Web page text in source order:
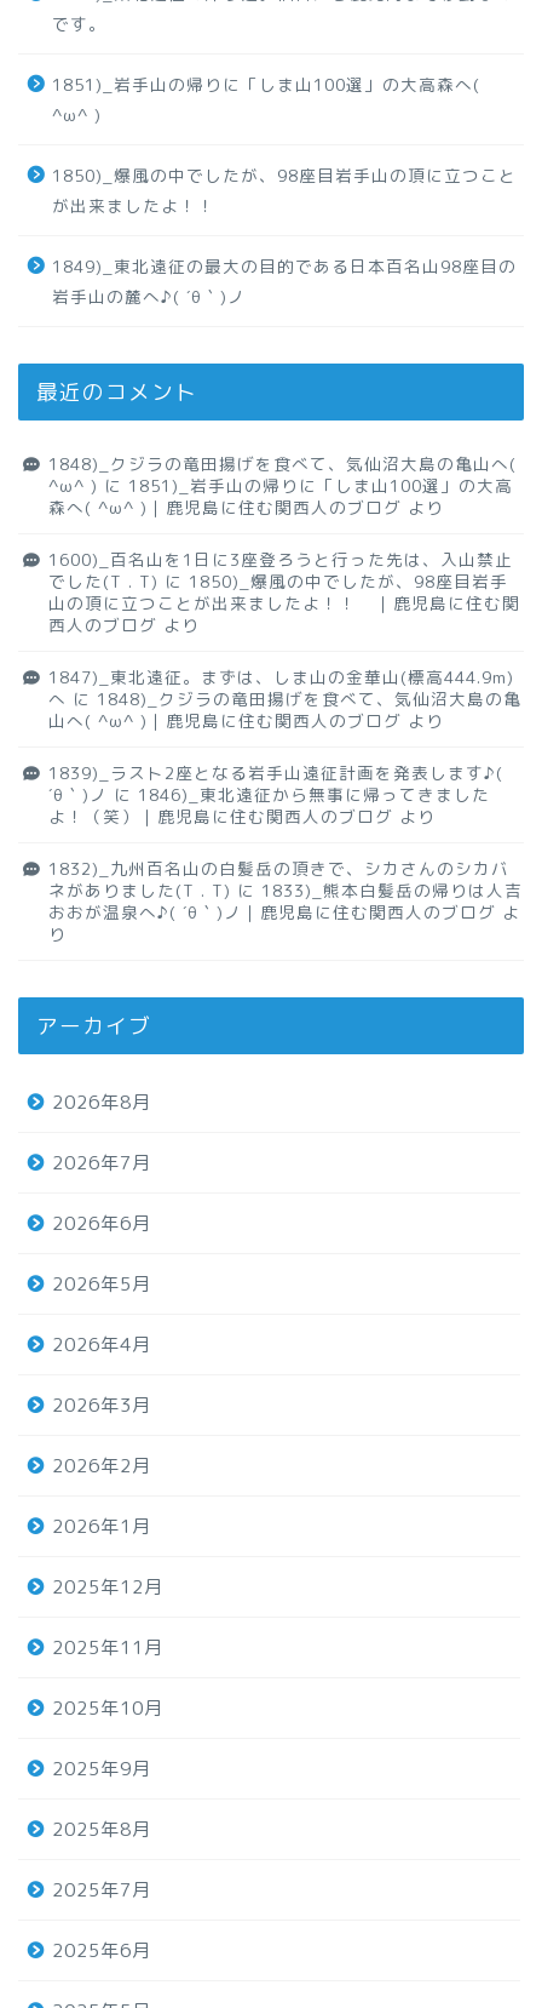
です。
1851)_岩手山の帰りに「しま山100選」の大高森へ(
^ω^ )
1850)_爆風の中でしたが、98座目岩手山の頂に立つこと
が出来ましたよ！！
1849)_東北遠征の最大の目的である日本百名山98座目の
岩手山の麓へ♪( ´θ｀)ノ
最近のコメント
1848)_クジラの竜田揚げを食べて、気仙沼大島の亀山へ(
^ω^ ) に 1851)_岩手山の帰りに「しま山100選」の大高
森へ( ^ω^ )｜鹿児島に住む関西人のブログ より
1600)_百名山を1日に3座登ろうと行った先は、入山禁止
でした(T . T) に 1850)_爆風の中でしたが、98座目岩手
山の頂に立つことが出来ましたよ！！ ｜鹿児島に住む関
西人のブログ より
1847)_東北遠征。まずは、しま山の金華山(標高444.9m)
へ に 1848)_クジラの竜田揚げを食べて、気仙沼大島の亀
山へ( ^ω^ )｜鹿児島に住む関西人のブログ より
1839)_ラスト2座となる岩手山遠征計画を発表します♪(
´θ｀)ノ に 1846)_東北遠征から無事に帰ってきました
よ！（笑）｜鹿児島に住む関西人のブログ より
1832)_九州百名山の白髪岳の頂きで、シカさんのシカバ
ネがありました(T . T) に 1833)_熊本白髪岳の帰りは人吉
おおが温泉へ♪( ´θ｀)ノ｜鹿児島に住む関西人のブログ よ
り
アーカイブ
2026年8月
2026年7月
2026年6月
2026年5月
2026年4月
2026年3月
2026年2月
2026年1月
2025年12月
2025年11月
2025年10月
2025年9月
2025年8月
2025年7月
2025年6月